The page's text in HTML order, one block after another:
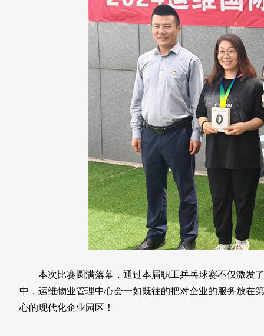
本次比赛圆满落幕，通过本届职工乒乓球赛不仅激发了
中，运维物业管理中心会一如既往的把对企业的服务放在
心的现代化企业园区！